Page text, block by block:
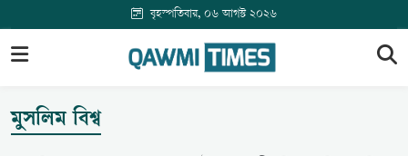
বৃহস্পতিবার, ০৬ আগস্ট ২০২৬
মুসলিম বিশ্ব